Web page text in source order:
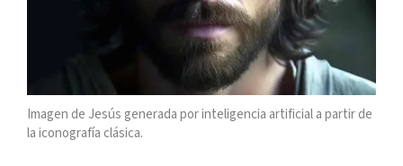
Imagen de Jesús generada por inteligencia artificial a partir de
la iconografía clásica.